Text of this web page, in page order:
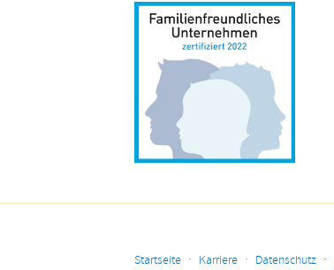
Startseite · Karriere · Datenschutz ·